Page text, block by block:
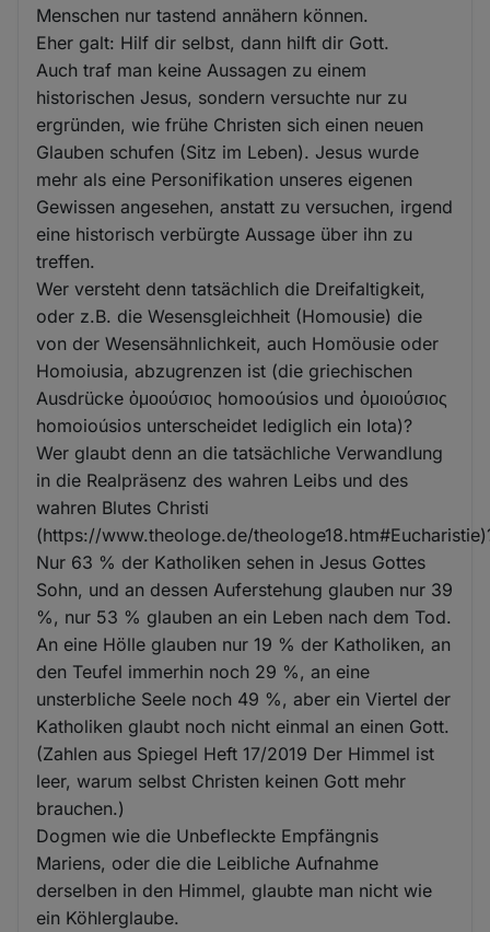
Menschen nur tastend annähern können.
Eher galt: Hilf dir selbst, dann hilft dir Gott.
Auch traf man keine Aussagen zu einem
historischen Jesus, sondern versuchte nur zu
ergründen, wie frühe Christen sich einen neuen
Glauben schufen (Sitz im Leben). Jesus wurde
mehr als eine Personifikation unseres eigenen
Gewissen angesehen, anstatt zu versuchen, irgend
eine historisch verbürgte Aussage über ihn zu
treffen.
Wer versteht denn tatsächlich die Dreifaltigkeit,
oder z.B. die Wesensgleichheit (Homousie) die
von der Wesensähnlichkeit, auch Homöusie oder
Homoiusia, abzugrenzen ist (die griechischen
Ausdrücke ὁμοούσιος homooúsios und ὁμοιούσιος
homoioúsios unterscheidet lediglich ein Iota)?
Wer glaubt denn an die tatsächliche Verwandlung
in die Realpräsenz des wahren Leibs und des
wahren Blutes Christi
(https://www.theologe.de/
Nur 63 % der Katholiken sehen in Jesus Gottes
Sohn, und an dessen Auferstehung glauben nur 39
%, nur 53 % glauben an ein Leben nach dem Tod.
An eine Hölle glauben nur 19 % der Katholiken, an
den Teufel immerhin noch 29 %, an eine
unsterbliche Seele noch 49 %, aber ein Viertel der
Katholiken glaubt noch nicht einmal an einen Gott.
(Zahlen aus Spiegel Heft 17/2019 Der Himmel ist
leer, warum selbst Christen keinen Gott mehr
brauchen.)
Dogmen wie die Unbefleckte Empfängnis
Mariens, oder die die Leibliche Aufnahme
derselben in den Himmel, glaubte man nicht wie
ein Köhlerglaube.